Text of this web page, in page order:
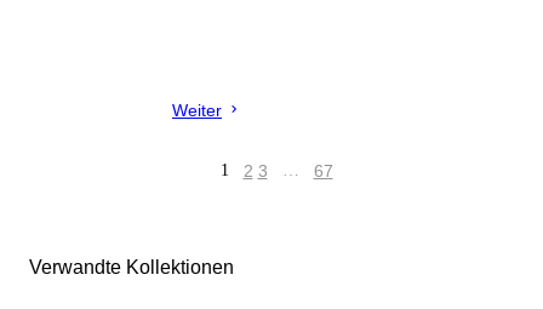
Weiter
1 2 3 … 67
Verwandte Kollektionen